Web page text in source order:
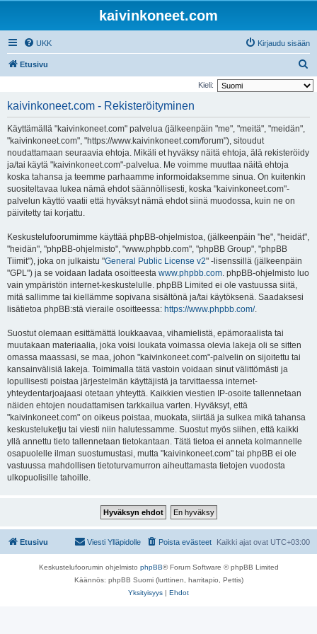
kaivinkoneet.com
UKK Kirjaudu sisään
Etusivu
t
Kieli:
kaivinkoneet.com - Rekisteröityminen
Käyttämällä "kaivinkoneet.com" palvelua (jälkeenpäin "me", "meitä", "meidän",
"kaivinkoneet.com", "https://www.kaivinkoneet.com/forum"), sitoudut
noudattamaan seuraavia ehtoja. Mikäli et hyväksy näitä ehtoja, älä rekisteröidy
ja/tai käytä "kaivinkoneet.com"-palvelua. Me voimme muuttaa näitä ehtoja
koska tahansa ja teemme parhaamme informoidaksemme sinua. On kuitenkin
suositeltavaa lukea nämä ehdot säännöllisesti, koska "kaivinkoneet.com"-
palvelun käyttö vaatii että hyväksyt nämä ehdot siinä muodossa, kuin ne on
päivitetty tai korjattu.
Keskustelufoorumimme käyttää phpBB-ohjelmistoa, (jälkeenpäin "he", "heidät",
"heidän", "phpBB-ohjelmisto", "www.phpbb.com", "phpBB Group", "phpBB
Tiimit"), joka on julkaistu "General Public License v2" -lisenssillä (jälkeenpäin
"GPL") ja se voidaan ladata osoitteesta www.phpbb.com. phpBB-ohjelmisto luo
vain ympäristön internet-keskustelulle. phpBB Limited ei ole vastuussa siitä,
mitä sallimme tai kiellämme sopivana sisältönä ja/tai käytöksenä. Saadaksesi
lisätietoa phpBB:stä vieraile osoitteessa: https://www.phpbb.com/.
Suostut olemaan esittämättä loukkaavaa, vihamielistä, epämoraalista tai
muutakaan materiaalia, joka voisi loukata voimassa olevia lakeja oli se sitten
omassa maassasi, se maa, johon "kaivinkoneet.com"-palvelin on sijoitettu tai
kansainvälisiä lakeja. Toimimalla tätä vastoin voidaan sinut välittömästi ja
lopullisesti poistaa järjestelmän käyttäjistä ja tarvittaessa internet-
yhteydentarjoajaasi otetaan yhteyttä. Kaikkien viestien IP-osoite tallennetaan
näiden ehtojen noudattamisen tarkkailua varten. Hyväksyt, että
"kaivinkoneet.com" on oikeus poistaa, muokata, siirtää ja sulkea mikä tahansa
keskusteluketju tai viesti niin halutessamme. Suostut myös siihen, että kaikki
yllä annettu tieto tallennetaan tietokantaan. Tätä tietoa ei anneta kolmannelle
osapuolelle ilman suostumustasi, mutta "kaivinkoneet.com" tai phpBB ei ole
vastuussa mahdollisen tietoturvamurron aiheuttamasta tietojen vuodosta
ulkopuolisille tahoille.
Etusivu Kaikki ajat ovat UTC+03:00
Poista evästeet
Viesti Ylläpidolle
Keskustelufoorumin ohjelmisto phpBB® Forum Software © phpBB Limited
Käännös: phpBB Suomi (lurttinen, harritapio, Pettis)
Yksityisyys | Ehdot